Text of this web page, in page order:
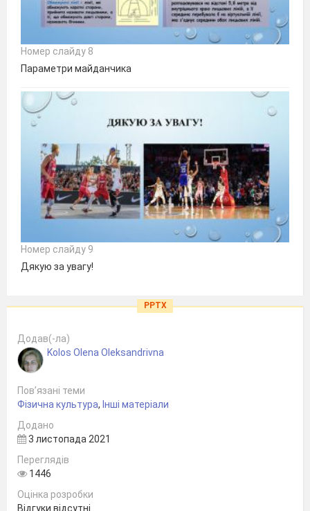
Номер слайду 8
Параметри майданчика
Номер слайду 9
Дякую за увагу!
PPTX
Додав(-ла)
Kolos Olena Oleksandrivna
Пов’язані теми
Фізична культура, Інші матеріали
Додано
3 листопада 2021
Переглядів
1446
Оцінка розробки
Відгуки відсутні